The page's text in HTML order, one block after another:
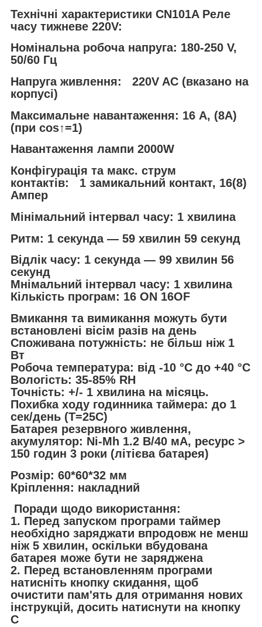
Технічні характеристики CN101A Реле
часу тижневе 220V:
Номінальна робоча напруга: 180-250 V,
50/60 Гц
Напруга живлення: 220V AC (вказано на
корпусі)
Максимальне навантаження: 16 А, (8A)
(при cos↑=1)
Навантаження лампи 2000W
Конфігурація та макс. струм
контактів: 1 замикальний контакт, 16(8)
Ампер
Мінімальний інтервал часу: 1 хвилина
Ритм: 1 секунда — 59 хвилин 59 секунд
Відлік часу: 1 секунда — 99 хвилин 56
секунд
Мнімальний інтервал часу: 1 хвилина
Кількість програм: 16 ON 16OF
Вмикання та вимикання можуть бути
встановлені вісім разів на день
Споживана потужність: не більш ніж 1
Вт
Робоча температура: від -10 °C до +40 °C
Вологість: 35-85% RH
Точність: +/- 1 хвилина на місяць.
Похибка ходу годинника таймера: до 1
сек/день (Т=25С)
Батарея резервного живлення,
акумулятор: Ni-Mh 1.2 В/40 мА, ресурс >
150 годин 3 роки (літієва батарея)
Розмір: 60*60*32 мм
Кріплення: накладний
Поради щодо використання:
1. Перед запуском програми таймер
необхідно заряджати впродовж не менш
ніж 5 хвилин, оскільки вбудована
батарея може бути не заряджена
2. Перед встановленням програми
натисніть кнопку скидання, щоб
очистити пам'ять для отримання нових
інструкцій, досить натиснути на кнопку
С